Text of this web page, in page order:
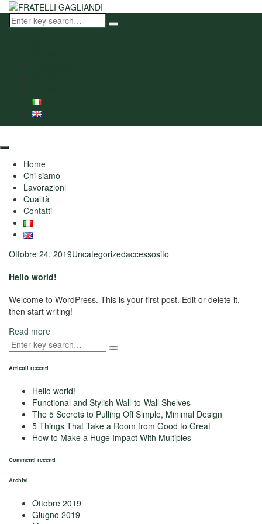
Home
Chi siamo
Lavorazioni
Qualità
Contatti
Ottobre 24, 2019Uncategorizedaccessosito
Hello world!
Welcome to WordPress. This is your first post. Edit or delete it,
then start writing!
Read more
Articoli recenti
Hello world!
Functional and Stylish Wall-to-Wall Shelves
The 5 Secrets to Pulling Off Simple, Minimal Design
5 Things That Take a Room from Good to Great
How to Make a Huge Impact With Multiples
Commenti recenti
Archivi
Ottobre 2019
Giugno 2019